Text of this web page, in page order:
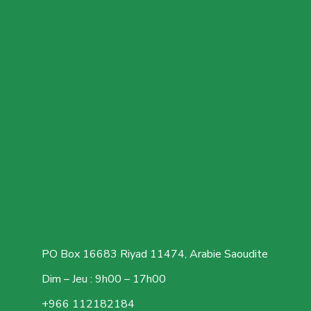
PO Box 16683 Riyad 11474, Arabie Saoudite
Dim – Jeu : 9h00 – 17h00
+966 112182184